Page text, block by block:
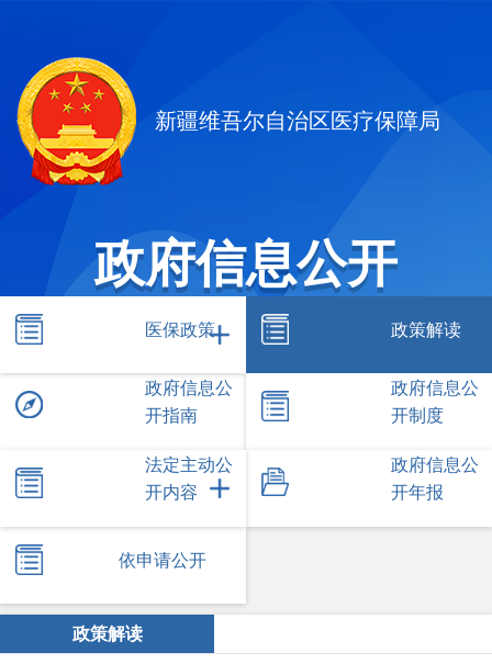
新疆维吾尔自治区医疗保障局
政府信息公开
医保政策 政策解读
政府信息公
开指南
政府信息公
开制度
法定主动公
开内容
政府信息公
开年报
依申请公开
政策解读